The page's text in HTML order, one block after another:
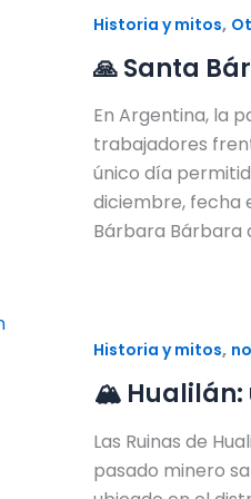
Historia y mitos,
🙏 Santa
En Argentina, la
trabajadores
único día
diciembre, fecha
Bárbara Bárbara
Historia y mitos,
🏔️ Hualilán:
Las Ruinas de
pasado minero